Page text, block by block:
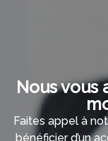
Nous vous
Faites appel à
bénéficier d’un